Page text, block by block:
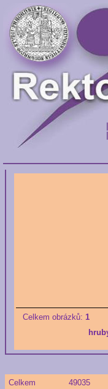
Celkem obrázků: 1
Celkem
49035